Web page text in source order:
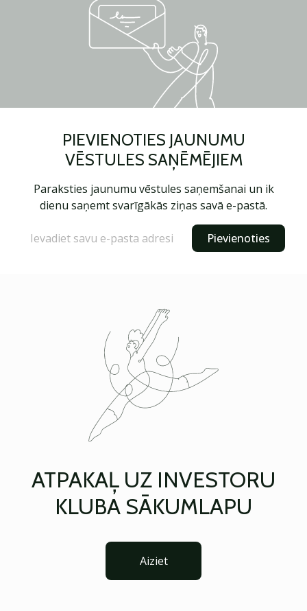
PIEVIENOTIES JAUNUMU
VĒSTULES SAŅĒMĒJIEM
Paraksties jaunumu vēstules saņemšanai un ik
dienu saņemt svarīgākās ziņas savā e-pastā.
Pievienoties
ATPAKAĻ UZ INVESTORU
KLUBA SĀKUMLAPU
Aiziet